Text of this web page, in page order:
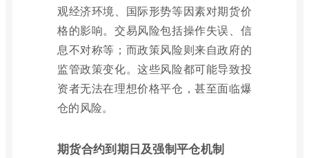
观经济环境、国际形势等因素对期货价
格的影响。交易风险包括操作失误、信
息不对称等；而政策风险则来自政府的
监管政策变化。这些风险都可能导致投
资者无法在理想价格平仓，甚至面临爆
仓的风险。
期货合约到期日及强制平仓机制